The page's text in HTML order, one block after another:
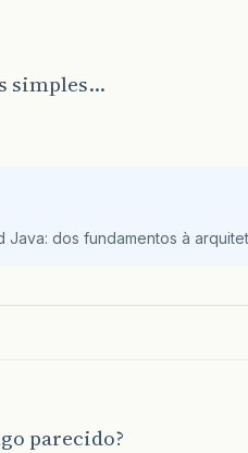
simples…
dos fundamentos à
parecido?